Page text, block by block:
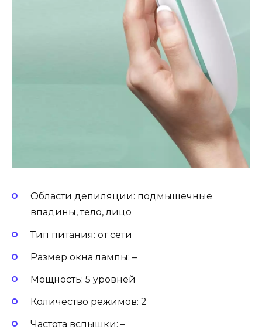
Области депиляции: подмышечные
впадины, тело, лицо
Тип питания: от сети
Размер окна лампы: –
Мощность: 5 уровней
Количество режимов: 2
Частота вспышки: –